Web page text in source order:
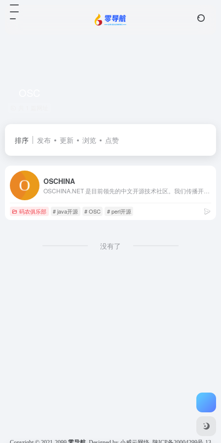
排序 发布 更新 浏览 点赞
OSCHINA
码农俱乐部 # java开源 # OSC # perl开源
没有了